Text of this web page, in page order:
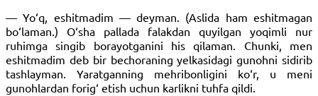
— Yo‘q, eshitmadim — deyman. (Aslida ham eshitmagan
bo‘laman.) O‘sha pallada falakdan quyilgan yoqimli nur
ruhimga singib borayotganini his qilaman. Chunki, men
eshitmadim deb bir bechoraning yelkasidagi gunohni sidirib
tashlayman. Yaratganning mehribonligini ko‘r, u meni
gunohlardan forig‘ etish uchun karlikni tuhfa qildi.